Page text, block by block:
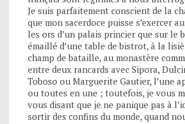
Je suis parfaitement conscient de la
que mon sacerdoce puisse s’exercer
les ors d’un palais princier que sur le
émaillé d’une table de bistrot, à la
champ de bataille, au monastère
entre deux rancards avec Sipora,
Toboso ou Marguerite Gautier, l’une
ou toutes en une ; toutefois, je vous
vous disant que je ne panique pas à
sortir des confins du monde, quand